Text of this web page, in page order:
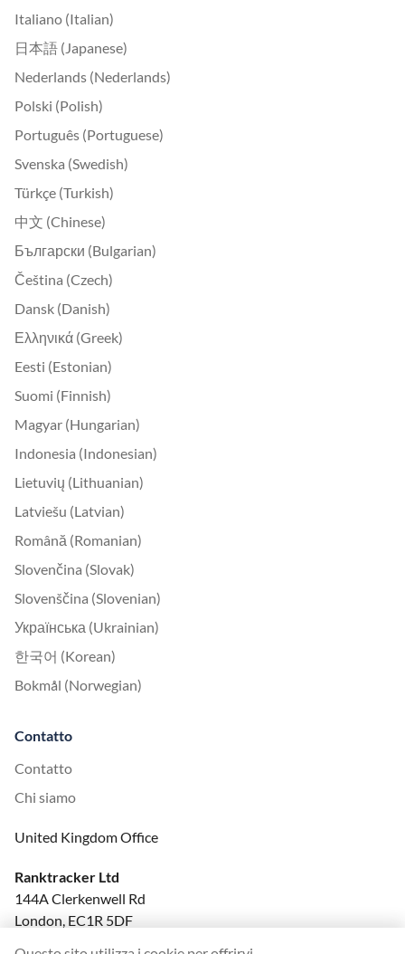
Italiano (Italian)
日本語 (Japanese)
Nederlands (Nederlands)
Polski (Polish)
Português (Portuguese)
Svenska (Swedish)
Türkçe (Turkish)
中文 (Chinese)
Български (Bulgarian)
Čeština (Czech)
Dansk (Danish)
Ελληνικά (Greek)
Eesti (Estonian)
Suomi (Finnish)
Magyar (Hungarian)
Indonesia (Indonesian)
Lietuvių (Lithuanian)
Latviešu (Latvian)
Română (Romanian)
Slovenčina (Slovak)
Slovenščina (Slovenian)
Українська (Ukrainian)
한국어 (Korean)
Bokmål (Norwegian)
Contatto
Contatto
Chi siamo
United Kingdom Office
Ranktracker Ltd
144A Clerkenwell Rd
London, EC1R 5DF